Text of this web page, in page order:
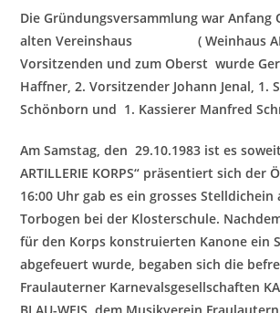
Die Gründungsversammlung war Anfang
alten Vereinshaus ( Weinhaus
Vorsitzenden und zum Oberst wurde
Haffner, 2. Vorsitzender Johann Jenal, 1.
Schönborn und 1. Kassierer Manfred
Am Samstag, den 29.10.1983 ist es
ARTILLERIE KORPS“ präsentiert sich der
16:00 Uhr gab es ein grosses Stelldichein
Torbogen bei der Klosterschule.
für den Korps konstruierten Kanone ein
abgefeuert wurde, begaben sich die
Fraulauterner Karnevalsgesellschaften